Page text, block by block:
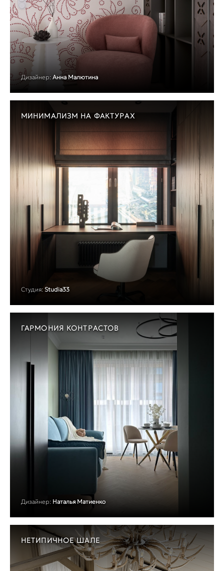
Дизайнер: Анна Малютина
МИНИМАЛИЗМ НА ФАКТУРАХ
Студия: Studia33
ГАРМОНИЯ КОНТРАСТОВ
Дизайнер: Наталья Матиенко
НЕТИПИЧНОЕ ШАЛЕ